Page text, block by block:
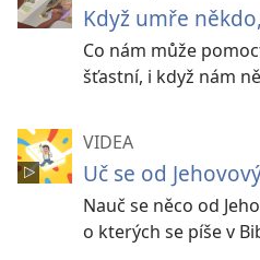
Když umře
Co nám může
šťastní, i když nám
VIDEA
Uč se od
Nauč se něco od
o kterých se píše v